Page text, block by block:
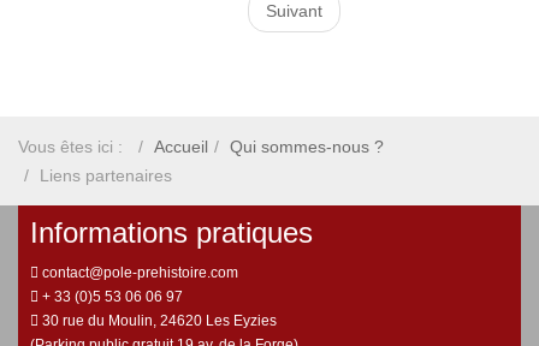
Suivant
Vous êtes ici : Accueil
Qui sommes-nous ?
Liens partenaires
Informations pratiques
contact@pole-prehistoire.com
+ 33 (0)5 53 06 06 97
30 rue du Moulin, 24620 Les Eyzies